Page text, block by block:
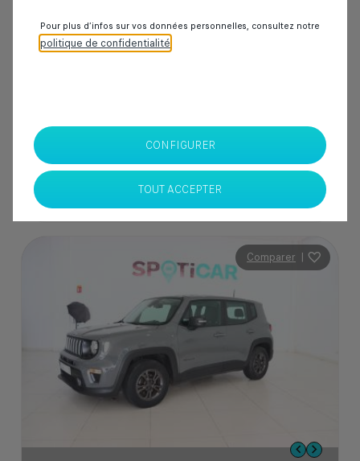
Casablanca
Comparer |
Pour plus d’infos sur vos données personnelles, consultez notre
politique de confidentialité
CONFIGURER
TOUT ACCEPTER